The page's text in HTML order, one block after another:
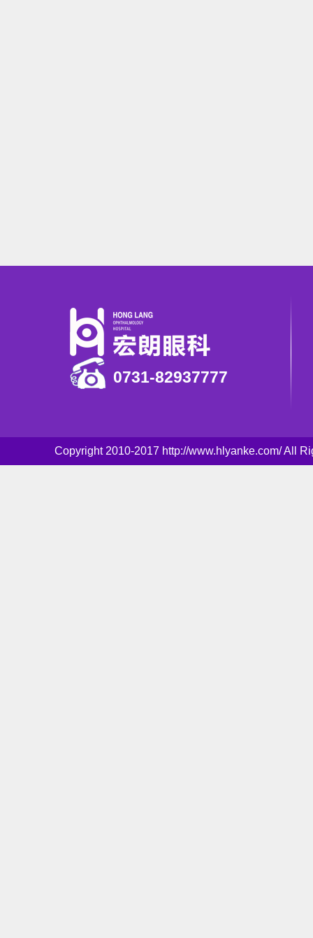
0731-82937777
Copyright 2010-2017 http://www.hlyanke.com/ All